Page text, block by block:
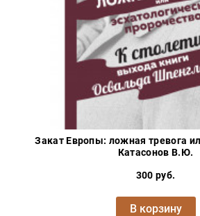
Закат Европы: ложная тревога
Катасонов В.Ю.
300 руб.
В корзину